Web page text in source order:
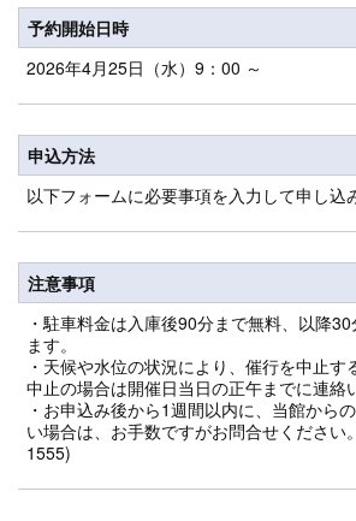
予約開始日時
2026年4月25日（水）9：00 ～
申込方法
以下フォームに必要事項を入力して申し込
注意事項
・駐車料金は入庫後90分まで無料、以降
ます。
・天候や水位の状況により、催行を中止す
中止の場合は開催日当日の正午までに連絡
・お申込み後から1週間以内に、当館から
い場合は、お手数ですがお問合せください
1555)